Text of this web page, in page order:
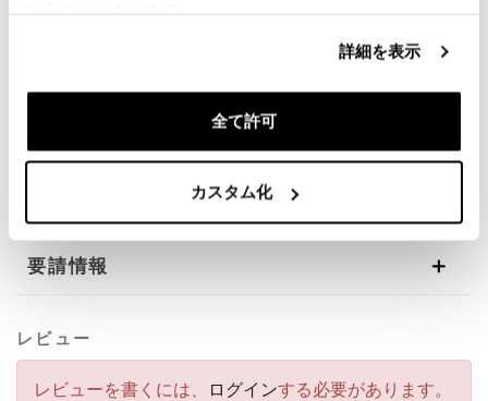
詳細を表示
全て許可
カスタム化
注意: 安全のため、組み立ては専門家に依頼する必要が
お客様に最高のものを提供するために、私たちは常に
ンを参照している場合があります。
要請情報
レビュー
レビューを書くには、 ログインする必要があります。